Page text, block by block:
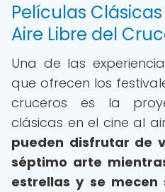
Películas
Aire Libre del
Una de las
que ofrecen los
cruceros es la
clásicas en el cine al
pueden disfrutar de
séptimo arte
estrellas y se